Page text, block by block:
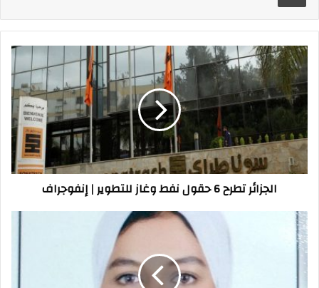
الجزائر
تطرح
6
حقول
نفط
وغاز
للتطوير
|
إنفوجراف
الجزائر تطرح 6 حقول نفط وغاز للتطوير | إنفوجراف
كينونة
الاستحقاق
والرضا
الوظيفي